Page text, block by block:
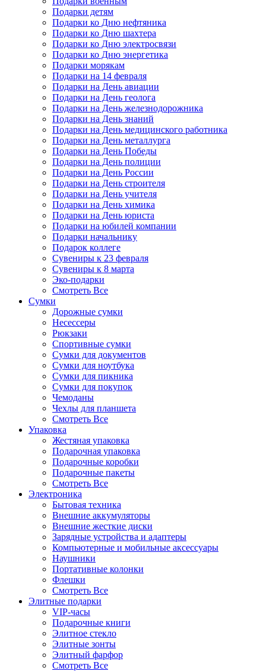
Подарки детям
Подарки ко Дню нефтяника
Подарки ко Дню шахтера
Подарки ко Дню электросвязи
Подарки ко Дню энергетика
Подарки морякам
Подарки на 14 февраля
Подарки на День авиации
Подарки на День геолога
Подарки на День железнодорожника
Подарки на День знаний
Подарки на День медицинского работника
Подарки на День металлурга
Подарки на День Победы
Подарки на День полиции
Подарки на День России
Подарки на День строителя
Подарки на День учителя
Подарки на День химика
Подарки на День юриста
Подарки на юбилей компании
Подарки начальнику
Подарок коллеге
Сувениры к 23 февраля
Сувениры к 8 марта
Эко-подарки
Смотреть Все
Сумки
Дорожные сумки
Несессеры
Рюкзаки
Спортивные сумки
Сумки для документов
Сумки для ноутбука
Сумки для пикника
Сумки для покупок
Чемоданы
Чехлы для планшета
Смотреть Все
Упаковка
Жестяная упаковка
Подарочная упаковка
Подарочные коробки
Подарочные пакеты
Смотреть Все
Электроника
Бытовая техника
Внешние аккумуляторы
Внешние жесткие диски
Зарядные устройства и адаптеры
Компьютерные и мобильные аксессуары
Наушники
Портативные колонки
Флешки
Смотреть Все
Элитные подарки
VIP-часы
Подарочные книги
Элитное стекло
Элитные зонты
Элитный фарфор
Смотреть Все